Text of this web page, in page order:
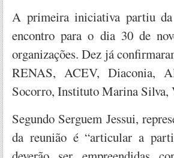
A primeira iniciativa partiu
encontro para o dia 30 de
organizações. Dez já
RENAS, ACEV, Diaconia,
Socorro, Instituto Marina
Segundo Serguem Jessui,
da reunião é “articular a